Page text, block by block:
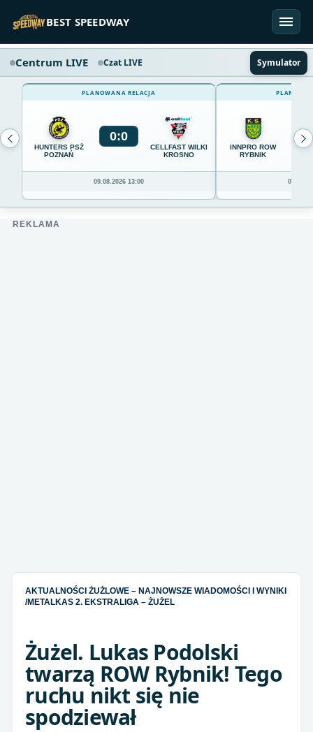
BEST SPEEDWAY
Centrum LIVE Czat LIVE Symulator
PLANOWANA RELACJA
HUNTERS PSŻ
POZNAŃ
0:0
CELLFAST WILKI
KROSNO
09.08.2026 13:00
INNPRO ROW
RYBNIK
0
REKLAMA
AKTUALNOŚCI ŻUŻLOWE – NAJNOWSZE WIADOMOŚCI I WYNIKI
/METALKAS 2. EKSTRALIGA – ŻUŻEL
Żużel. Lukas Podolski
twarzą ROW Rybnik! Tego
ruchu nikt się nie
spodziewał